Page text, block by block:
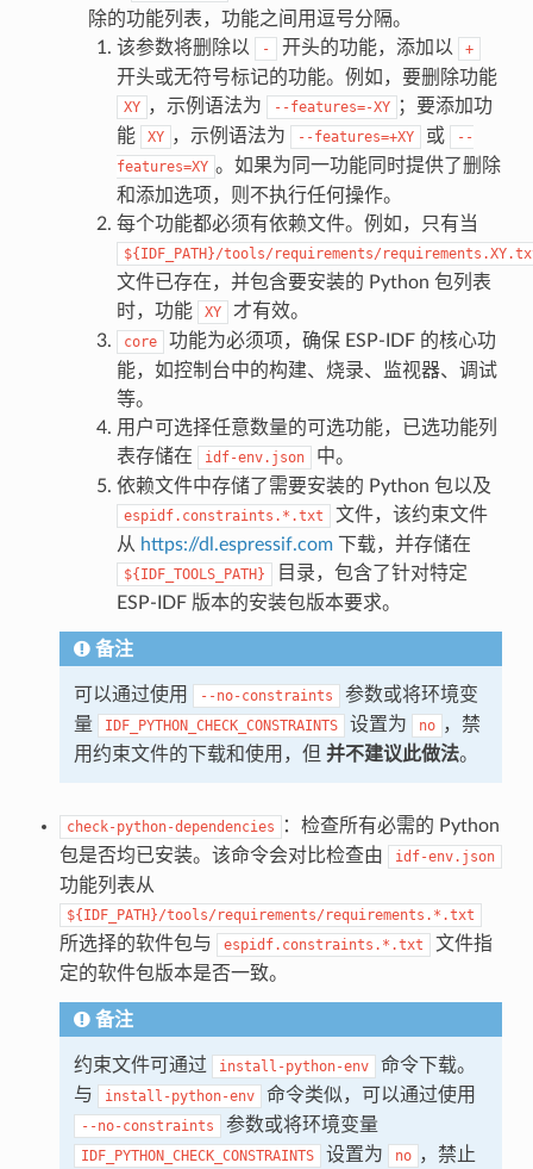
除的功能列表，功能之间用逗号分隔。
该参数将删除以
- 开头的功能，添加以 +
开头或无符号标记的功能。例如，要删除功能
XY ，示例语法为 --features=-XY
；要添加功
能
XY ，示例语法为 --features=+XY 或
--
features=XY 。如果为同一功能同时提供了删除
和添加选项，则不执行任何操作。
每个功能都必须有依赖文件。例如，只有当
${IDF_PATH}/tools/requirements/
文件已存在，并包含要安装的 Python 包列表
时，功能
XY 才有效。
core
功能为必须项，确保 ESP-IDF 的核心功
能，如控制台中的构建、烧录、监视器、调试
等。
用户可选择任意数量的可选功能，已选功能列
表存储在
idf-env.json
中。
依赖文件中存储了需要安装的 Python 包以及
espidf.constraints.*.txt
文件，该约束文件
从 https://dl.espressif.com下载，并存储在
${IDF_TOOLS_PATH}
目录，包含了针对特定
ESP-IDF 版本的安装包版本要求。
备注
可以通过使用 --no-constraints
参数或将环境变
量
IDF_PYTHON_CHECK_CONSTRAINTS 设置为 no ，禁
用约束文件的下载和使用，但 并不建议此做法。
check-python-dependencies
：检查所有必需的 Python
包是否均已安装。该命令会对比检查由
idf-env.json
功能列表从
${IDF_PATH}/tools/requirements/requirements.*.txt
所选择的软件包与 espidf.constraints.*.txt
文件指
定的软件包版本是否一致。
备注
约束文件可通过 install-python-env
命令下载。
与
install-python-env 命令类似，可以通过使用
--no-constraints 参数或将环境变量
IDF_PYTHON_CHECK_CONSTRAINTS 设置为 no ，禁止